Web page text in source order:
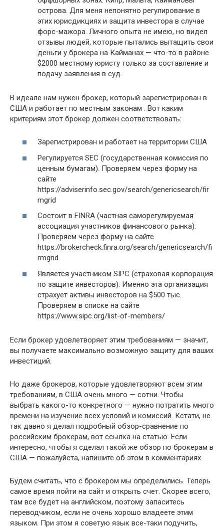
острова. Для меня непонятно регулирование в
этих юрисдикциях и защита инвестора в случае
форс-мажора. Личного опыта не имею, но видел
отзывы людей, которые пытались вытащить свои
деньги у брокера на Кайманах — что-то в районе
$2000 местному юристу только за составление и
подачу заявления в суд.
В идеале нам нужен брокер, который зарегистрирован в
США и работает по местным законам . Вот каким
критериям этот брокер должен соответствовать:
Зарегистрирован и работает на территории США
Регулируется SEC (государственная комиссия по
ценным бумагам). Проверяем через форму на
сайте
https://adviserinfo.sec.gov/search/genericsearch/fir
mgrid
Состоит в FINRA (частная саморегулируемая
ассоциация участников финансового рынка).
Проверяем через форму на сайте
https://brokercheck.finra.org/search/genericsearch/fi
rmgrid
Является участником SIPC (страховая корпорация
по защите инвесторов). Именно эта организация
страхует активы инвесторов на $500 тыс.
Проверяем в списке на сайте
https://www.sipc.org/list-of-members/
Если брокер удовлетворяет этим требованиям — значит,
вы получаете максимально возможную защиту для ваших
инвестиций.
Но даже брокеров, которые удовлетворяют всем этим
требованиям, в США очень много — сотни. Чтобы
выбрать какого-то конкретного — нужно потратить много
времени на изучение всех условий и комиссий. Кстати, не
так давно я делал подробный обзор-сравнение по
российским брокерам, вот ссылка на статью. Если
интересно, чтобы я сделал такой же обзор по брокерам в
США — пожалуйста, напишите об этом в комментариях.
Будем считать, что с брокером мы определились. Теперь
самое время пойти на сайт и открыть счет. Скорее всего,
там все будет на английском, поэтому запаситесь
переводчиком, если не очень хорошо владеете этим
языком. При этом я советую язык все-таки подучить,